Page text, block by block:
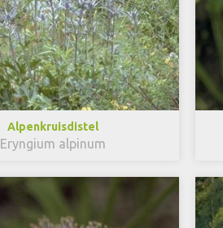
Alpenkruisdistel
Eryngium alpinum